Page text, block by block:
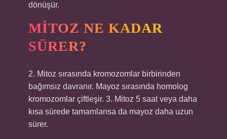
dönüşür.
MITOZ NE KADAR
SÜRER?
2. Mitoz sırasında kromozomlar birbirinden
bağımsız davranır. Mayoz sırasında homolog
kromozomlar çiftleşir. 3. Mitoz 5 saat veya daha
kısa sürede tamamlansa da mayoz daha uzun
sürer.